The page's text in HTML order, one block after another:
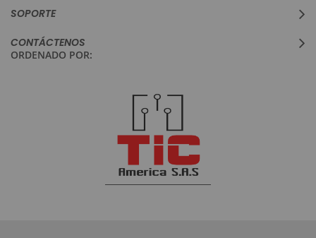
SOPORTE
CONTÁCTENOS
ORDENADO POR: